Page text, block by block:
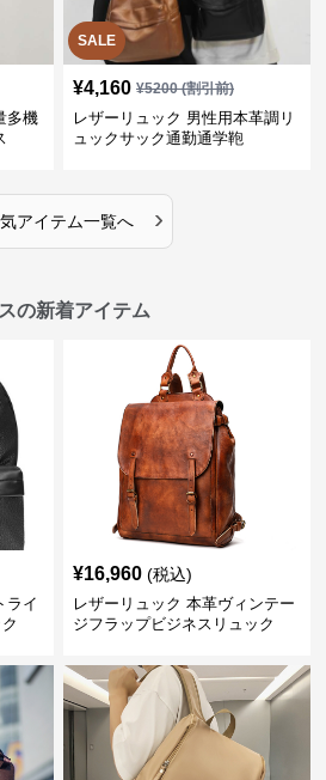
多機
SALE
¥4,160 ¥5200(割引前)
レザーリュック 男性用本革調リ
ュックサック通勤通学鞄
気アイテム一覧へ ›
の新着アイテム
ライ
¥16,960 (税込)
レザーリュック 本革ヴィンテー
ジフラップビジネスリュック